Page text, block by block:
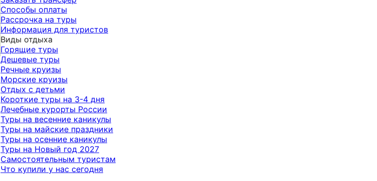
Способы оплаты
Рассрочка на туры
Информация для туристов
Виды отдыха
Горящие туры
Дешевые туры
Речные круизы
Морские круизы
Отдых с детьми
Короткие туры на 3-4 дня
Лечебные курорты России
Туры на весенние каникулы
Туры на майские праздники
Туры на осенние каникулы
Туры на Новый год 2027
Самостоятельным туристам
Что купили у нас сегодня